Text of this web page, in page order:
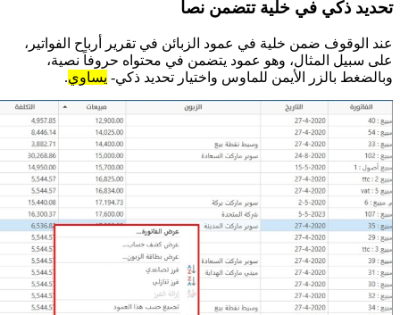
تحديد ذكي في خلية تتضمن نصاً
عند الوقوف ضمن خلية في عمود الزبائن في تقرير أرباح الفواتير،
على سبيل المثال، وهو عمود يتضمن في محتواه حروفاً نصية،
وبالضغط بالزر الأيمن للماوس واختيار تحديد ذكي- يساوي.